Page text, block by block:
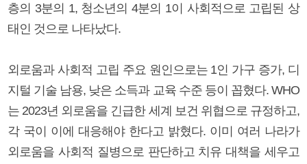
층의 3분의 1, 청소년의 4분의 1이 사회적으로 고립된 상
태인 것으로 나타났다.
외로움과 사회적 고립 주요 원인으로는 1인 가구 증가, 디
지털 기술 남용, 낮은 소득과 교육 수준 등이 꼽혔다. WHO
는 2023년 외로움을 긴급한 세계 보건 위협으로 규정하고,
각 국이 이에 대응해야 한다고 밝혔다. 이미 여러 나라가
외로움을 사회적 질병으로 판단하고 치유 대책을 세우고